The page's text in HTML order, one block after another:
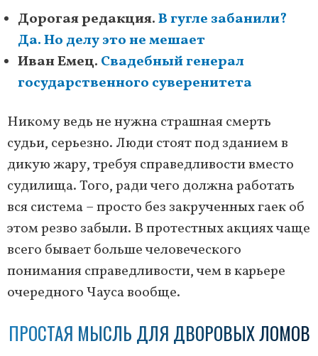
Дорогая редакция.В гугле забанили?
Да. Но делу это не мешает
Иван Емец. Свадебный генерал
государственного суверенитета
Никому ведь не нужна страшная смерть
судьи, серьезно. Люди стоят под зданием в
дикую жару, требуя справедливости вместо
судилища. Того, ради чего должна работать
вся система – просто без закрученных гаек об
этом резво забыли. В протестных акциях чаще
всего бывает больше человеческого
понимания справедливости, чем в карьере
очередного Чауса вообще.
ПРОСТАЯ МЫСЛЬ ДЛЯ ДВОРОВЫХ ЛОМОВ